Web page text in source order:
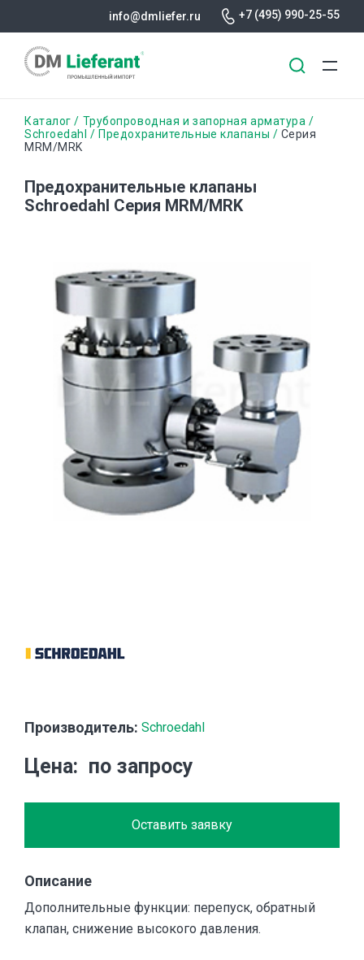
основному
info@dmliefer.ru +7 (495) 990-25-55
Строка
навигации
Каталог
Трубопроводная и запорная арматура
Schroedahl
Предохранительные клапаны
Серия
MRM/MRK
Предохранительные клапаны
Schroedahl Серия MRM/MRK
Производитель: Schroedahl
Цена по запросу
Оставить заявку
Описание
Дополнительные функции: перепуск, обратный
клапан, снижение высокого давления.